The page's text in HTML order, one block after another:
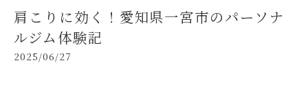
肩こりに効く！愛知県一宮市のパーソナ
ルジム体験記
2025/06/27